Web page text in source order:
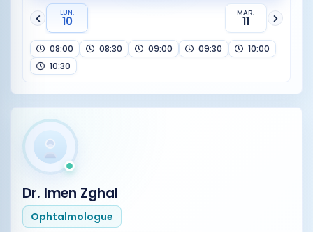
LUN.
10
MAR.
11
08:00 08:30 09:00 09:30
10:00
10:30
Dr. Imen Zghal
Ophtalmologue